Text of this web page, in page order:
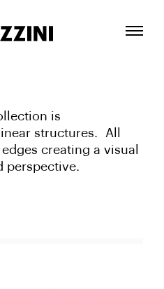
is
structures. All
creating a visual
perspective.